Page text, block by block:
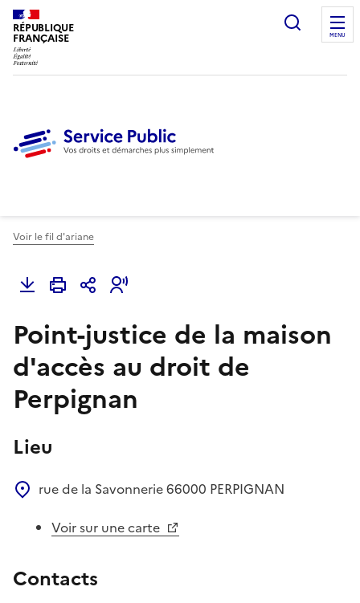
RÉPUBLIQUE
FRANÇAISE
Ouvrir
MENU
Voir le fil d'ariane
Point-justice de la maison
d'accès au droit de
Perpignan
Lieu
rue de la Savonnerie66000 PERPIGNAN
Voir sur une carte
Contacts